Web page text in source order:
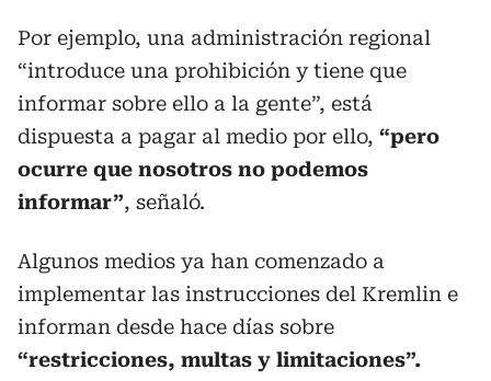
Por ejemplo, una administración regional
“introduce una prohibición y tiene que
informar sobre ello a la gente”, está
dispuesta a pagar al medio por ello, “pero
ocurre que nosotros no podemos
informar”, señaló.
Algunos medios ya han comenzado a
implementar las instrucciones del Kremlin e
informan desde hace días sobre
“restricciones, multas y limitaciones”.